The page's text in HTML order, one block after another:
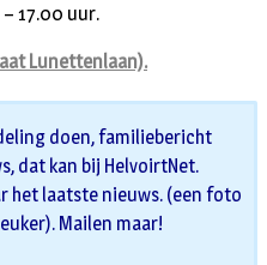
17.00 uur.
Lunettenlaan).
doen, familiebericht
dat kan bij HelvoirtNet.
het laatste nieuws. (een foto
Mailen maar!